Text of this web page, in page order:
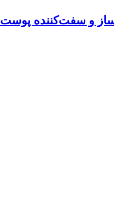
و سفت‌کننده پوست